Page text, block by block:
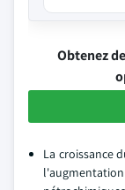
Obtenez
La croissance